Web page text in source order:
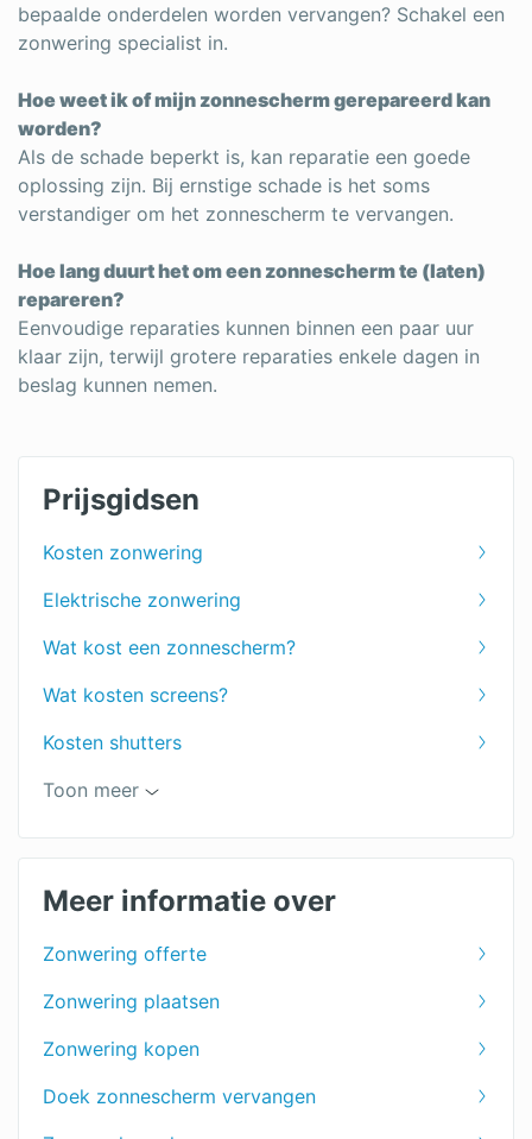
bepaalde onderdelen worden vervangen? Schakel een
zonwering specialist in.
Hoe weet ik of mijn zonnescherm gerepareerd kan
worden?
Als de schade beperkt is, kan reparatie een goede
oplossing zijn. Bij ernstige schade is het soms
verstandiger om het zonnescherm te vervangen.
Hoe lang duurt het om een zonnescherm te (laten)
repareren?
Eenvoudige reparaties kunnen binnen een paar uur
klaar zijn, terwijl grotere reparaties enkele dagen in
beslag kunnen nemen.
Prijsgidsen
Kosten zonwering
Elektrische zonwering
Wat kost een zonnescherm?
Wat kosten screens?
Kosten shutters
Elektrisch zonnescherm
Zonwering buiten
Wat kost een uitvalscherm?
Toon meer
Meer informatie over
Zonwering offerte
Zonwering plaatsen
Zonwering kopen
Doek zonnescherm vervangen